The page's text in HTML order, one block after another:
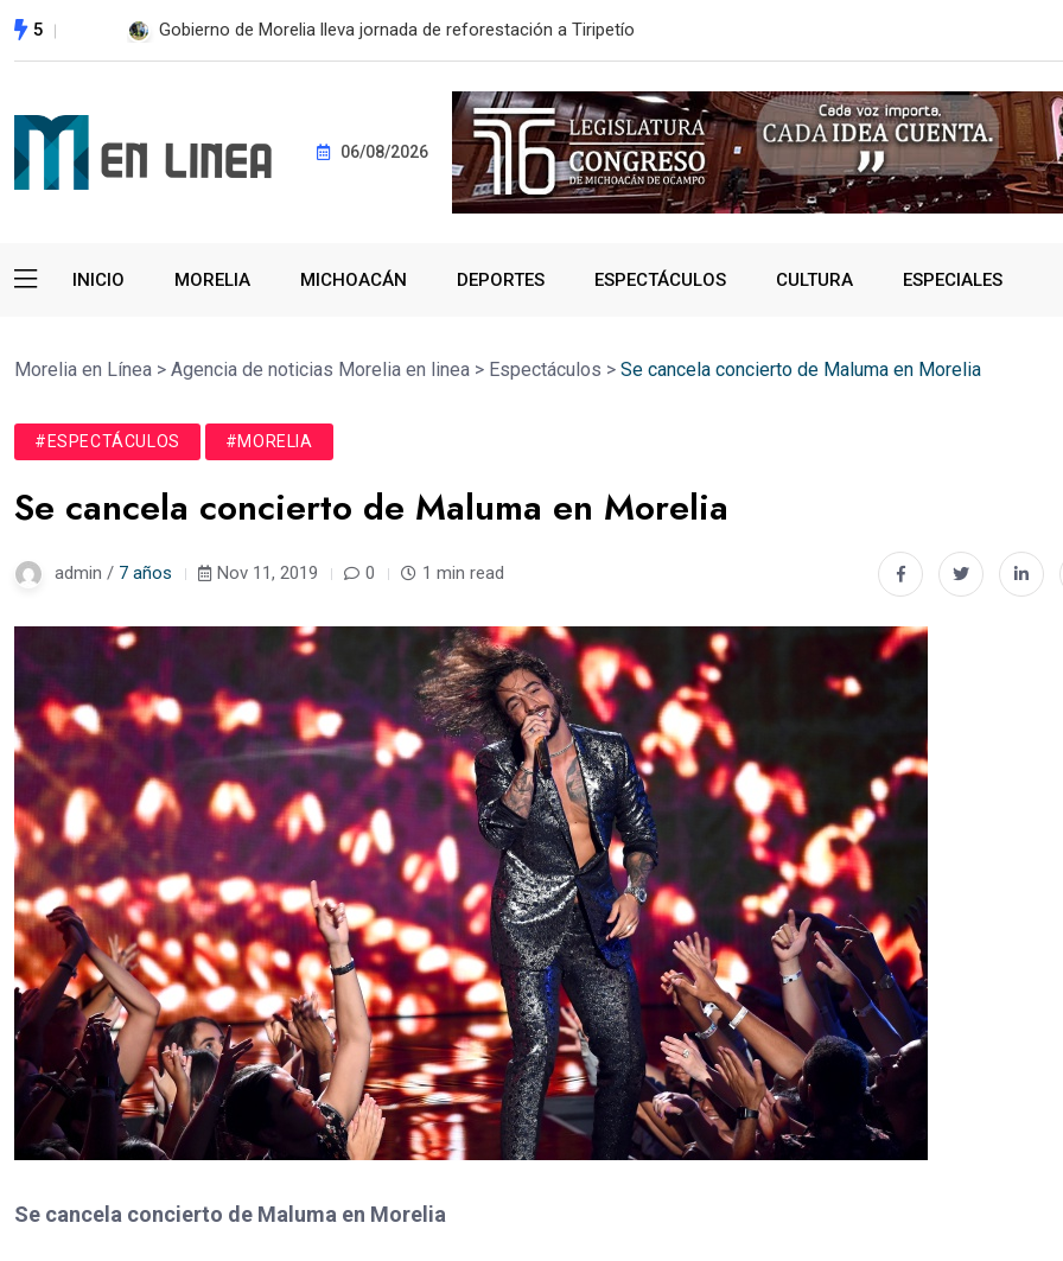
5 ESTE MIÉRCOLES, UMSNH LANZA TERCERA CONVOCATORIA DE NUEVO INGRESO
06/08/2026
INICIO MORELIA MICHOACÁN DEPORTES ESPECTÁCULOS CULTURA ESPECIALES
Morelia en Línea > Agencia de noticias Morelia en linea > Espectáculos > Se cancela concierto de Maluma en Morelia
#ESPECTÁCULOS #MORELIA
Se cancela concierto de Maluma en Morelia
admin / 7 años Nov 11, 2019 0 1 min read
Se cancela concierto de Maluma en Morelia